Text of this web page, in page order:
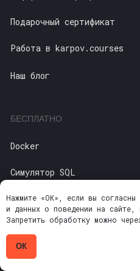
Нажмите «ОК», если вы согласны
и данных о поведении на сайте,
Запретить обработку можно
ОК